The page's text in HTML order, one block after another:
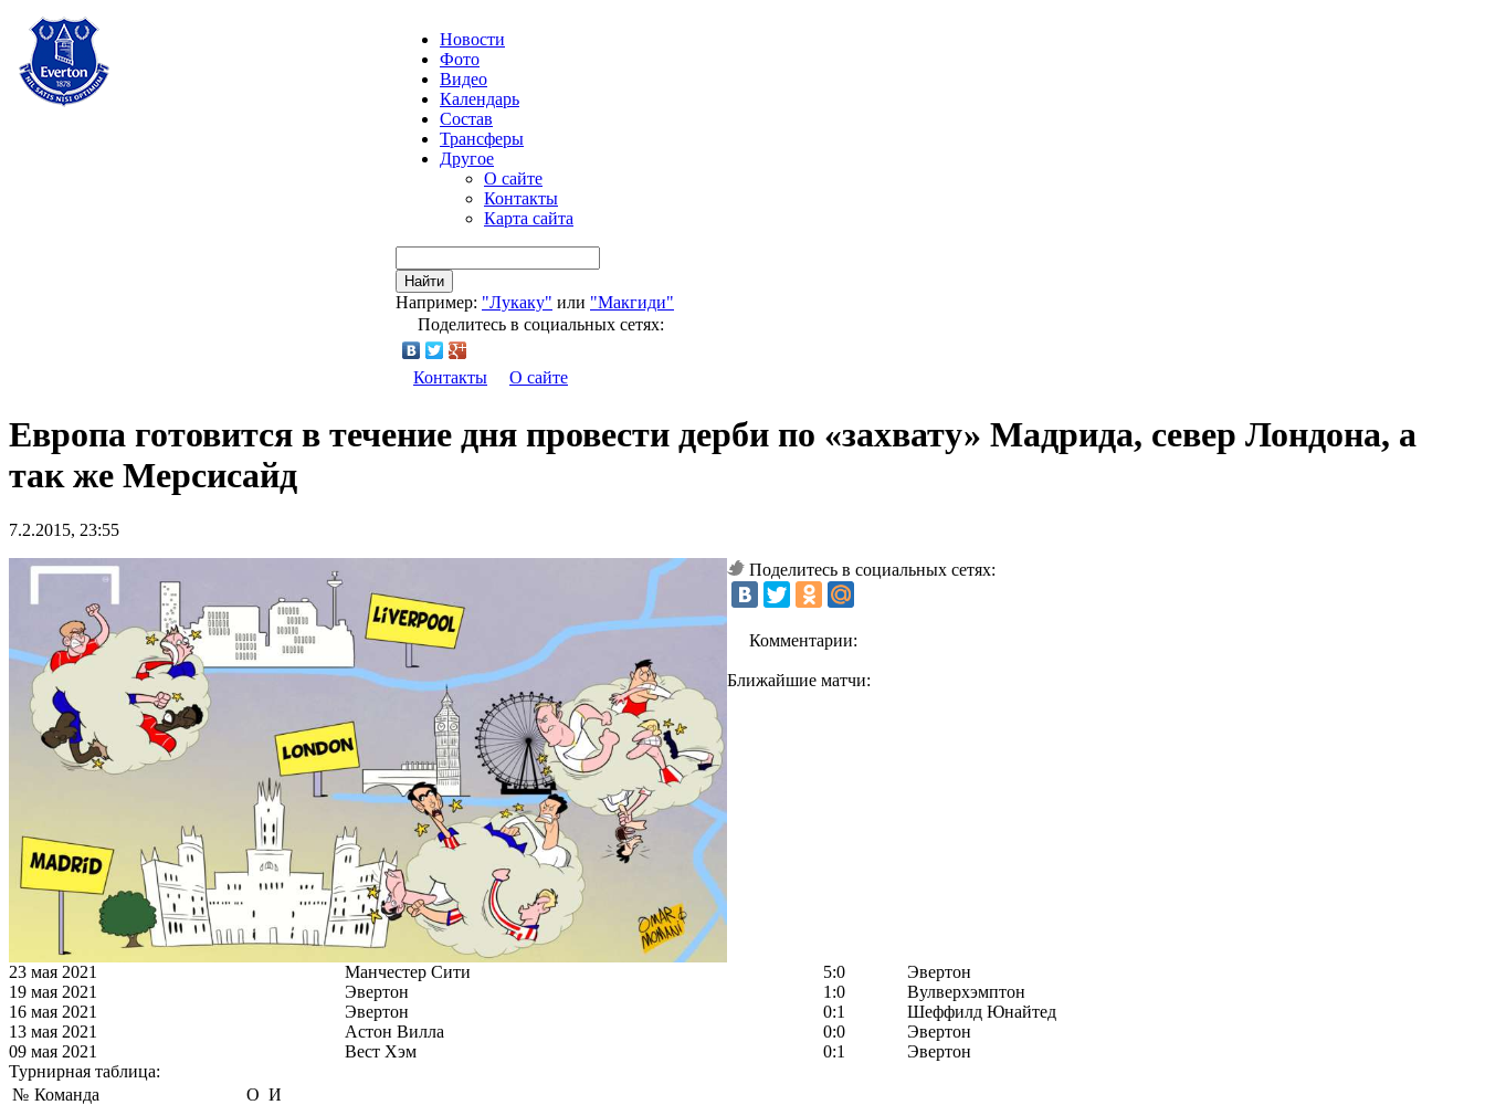
Новости
Фото
Видео
Календарь
Состав
Трансферы
Другое
О сайте
Контакты
Карта сайта
Найти
Например: "Лукаку" или "Макгиди"
Поделитесь в социальных сетях:
Контакты О сайте
Европа готовится в течение дня провести дерби по «захвату» Мадрида, север Лондона, а
так же Мерcисайд
7.2.2015, 23:55
Поделитесь в социальных сетях:
Комментарии:
Ближайшие матчи:
23 мая 2021 Манчестер Сити 5:0
Эвертон
19 мая 2021
Эвертон 1:0
Вулверхэмптон
16 мая 2021
Эвертон 0:1
Шеффилд Юнайтед
13 мая 2021
Астон Вилла 0:0
Эвертон
09 мая 2021
Вест Хэм 0:1
Эвертон
Турнирная таблица:
№ Команда О И